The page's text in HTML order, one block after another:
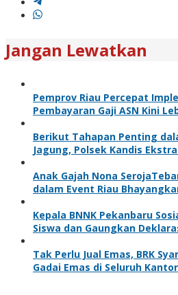
Jangan Lewatkan
Pemprov Riau Percepat
Pembayaran Gaji ASN Kini
Berikut Tahapan Penting
Jagung, Polsek Kandis
Anak Gajah Nona
dalam Event Riau
Kepala BNNK Pekanbaru
Siswa dan Gaungkan
Tak Perlu Jual Emas, BRK
Gadai Emas di Seluruh